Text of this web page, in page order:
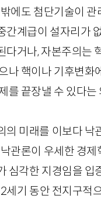
에도 첨단기술이 관
간계급이 설자리가
다거나, 자본주의는
나 핵이나 기후변화
를 끝장낼 수 있다는
의 미래를 이보다 낙
관론이 우세한 경제
심각한 지경임을 입
2세기 동안 전지구적